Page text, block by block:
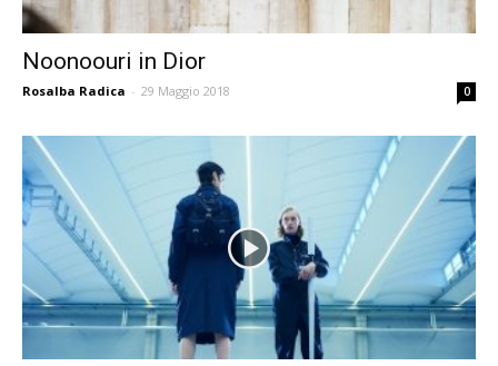
Noonoouri in Dior
Rosalba Radica - 29 Maggio 2018 0